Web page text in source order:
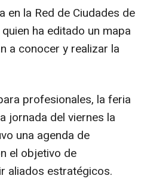
en la Red de Ciudades de
ha editado un mapa
a conocer y realizar la
profesionales, la feria
jornada del viernes la
una agenda de
el objetivo de
aliados estratégicos.